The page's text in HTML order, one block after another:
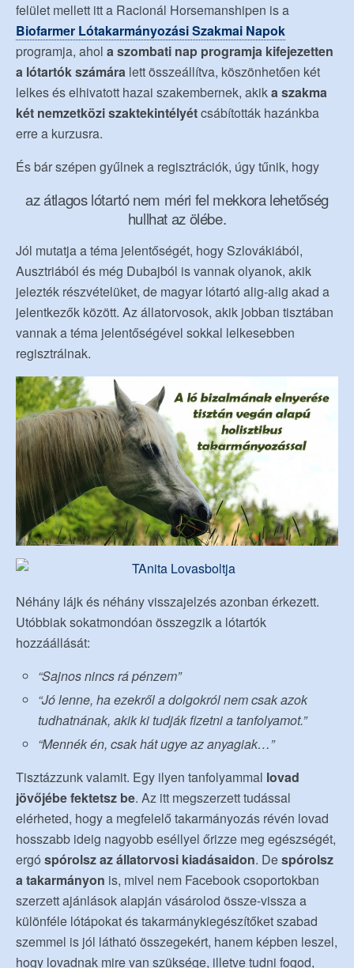
felület mellett itt a Racionál Horsemanshipen is a
Biofarmer Lótakarmányozási Szakmai Napok
programja, ahol a szombati nap programja kifejezetten
a lótartók számára lett összeállítva, köszönhetően két
lelkes és elhivatott hazai szakembernek, akika szakma
két nemzetközi szaktekintélyétcsábították hazánkba
erre a kurzusra.
És bár szépen gyűlnek a regisztrációk, úgy tűnik, hogy
az átlagos lótartó nem méri fel mekkora lehetőség
hullhat az ölébe.
Jól mutatja a téma jelentőségét, hogy Szlovákiából,
Ausztriából és még Dubajból is vannak olyanok, akik
jelezték részvételüket, de magyar lótartó alig-alig akad a
jelentkezők között. Az állatorvosok, akik jobban tisztában
vannak a téma jelentőségével sokkal lelkesebben
regisztrálnak.
Néhány lájk és néhány visszajelzés azonban érkezett.
Utóbbiak sokatmondóan összegzik a lótartók
hozzáállását:
“Sajnos nincs rá pénzem”
“Jó lenne, ha ezekről a dolgokról nem csak azok
tudhatnának, akik ki tudják fizetni a tanfolyamot.”
“Mennék én, csak hát ugye az anyagiak…”
Tisztázzunk valamit. Egy ilyen tanfolyammal lovad
jövőjébe fektetsz be. Az itt megszerzett tudással
elérheted, hogy a megfelelő takarmányozás révén lovad
hosszabb ideig nagyobb eséllyel őrizze meg egészségét,
ergó spórolsz az állatorvosi kiadásaidon. Despórolsz
a takarmányon is, mivel nem Facebook csoportokban
szerzett ajánlások alapján vásárolod össze-vissza a
különféle lótápokat és takarmánykiegészítőket szabad
szemmel is jól látható összegekért, hanem képben leszel,
hogy lovadnak mire van szüksége, illetve tudni fogod,